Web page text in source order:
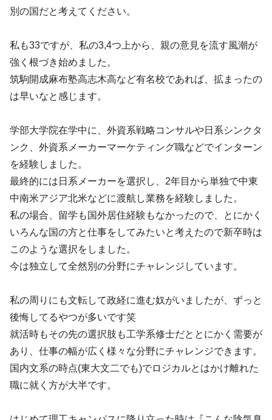
別の国だと考えてください。
私も33ですが、私の3,4つ上から、親の意見を流す風潮が
強く根づき始めました。
筑駒開成麻布塾高志木高など有名校であれば、拡まったの
は早いなと感じます。
学部大学院在学中に、外資系戦略コンサルや日系シンクタ
ンク、外資系メーカーマーケティング職などでインターン
を経験しました。
最終的には日系メーカーを選択し、2年目から単独で中東
中南米アジア北米などに渡航し業務を経験しました。
私の場合、留学も国外居住経験もなかったので、とにかく
いろんな国の方と仕事をしてみたいと考えたので新卒時は
このような選択をしました。
今は独立して全然別の分野にチャレンジしています。
私の周りにも文転して政経に進む奴がいましたが、ずっと
後悔してるやつが多いです笑
就活時もその先の選択肢も工学系修士だととにかく需要が
あり、仕事の幅が広く様々な分野にチャレンジできます。
国内文系の時点(東大文二でも)でロジカルとはかけ離れた
職に就く方が大半です。